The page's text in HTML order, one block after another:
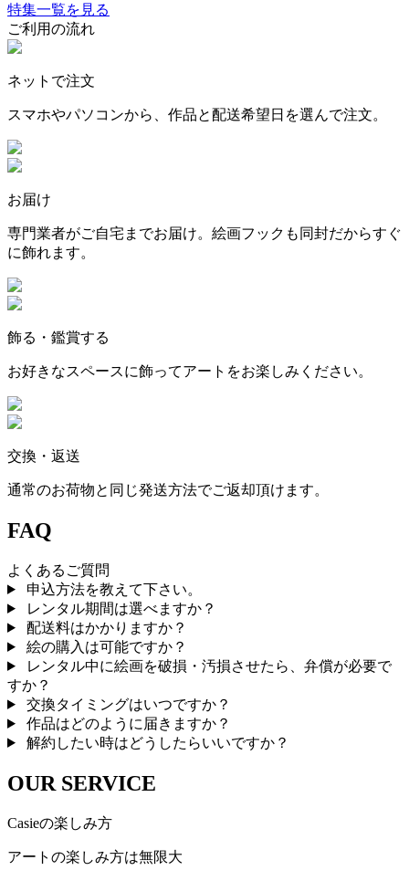
特集一覧を見る
ご利用の流れ
ネットで注文
スマホやパソコンから、作品と配送希望日を選んで注文。
お届け
専門業者がご自宅までお届け。絵画フックも同封だからすぐ
に飾れます。
飾る・鑑賞する
お好きなスペースに飾ってアートをお楽しみください。
交換・返送
通常のお荷物と同じ発送方法でご返却頂けます。
FAQ
よくあるご質問
申込方法を教えて下さい。
レンタル期間は選べますか？
配送料はかかりますか？
絵の購入は可能ですか？
レンタル中に絵画を破損・汚損させたら、弁償が必要で
すか？
交換タイミングはいつですか？
作品はどのように届きますか？
解約したい時はどうしたらいいですか？
OUR SERVICE
Casieの楽しみ方
アートの楽しみ方は無限大